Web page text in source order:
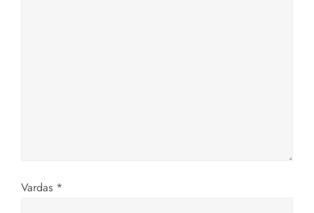
r
Vardas *